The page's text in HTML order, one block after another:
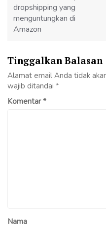
dropshipping yang
menguntungkan di
Amazon
Tinggalkan Balasan
Alamat email Anda tidak
wajib ditandai *
Komentar*
Nama